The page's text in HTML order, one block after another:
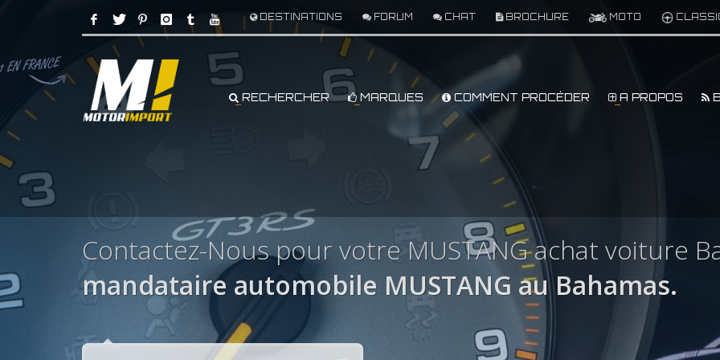
DESTINATIONS FORUM CHAT BROCHURE MOTO
RECHERCHER MARQUES COMMENT PROCÉDER A PROPOS
Contactez-Nous pour votre MUSTANG achat voiture
mandataire automobile MUSTANG au Bahamas.